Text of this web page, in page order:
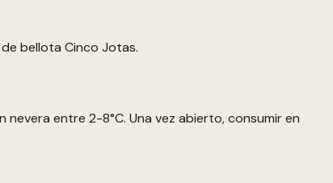
bellota Cinco Jotas.
nevera entre 2-8°C. Una vez abierto, consumir en